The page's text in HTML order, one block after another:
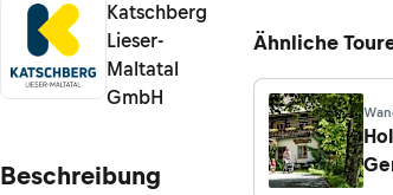
Katschberg
Lieser-
Maltatal
GmbH
Beschreibung
Ähnliche